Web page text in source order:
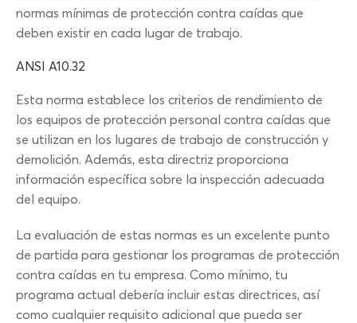
normas mínimas de protección contra caídas que
deben existir en cada lugar de trabajo.
ANSI A10.32
Esta norma establece los criterios de rendimiento de
los equipos de protección personal contra caídas que
se utilizan en los lugares de trabajo de construcción y
demolición. Además, esta directriz proporciona
información específica sobre la inspección adecuada
del equipo.
La evaluación de estas normas es un excelente punto
de partida para gestionar los programas de protección
contra caídas en tu empresa. Como mínimo, tu
programa actual debería incluir estas directrices, así
como cualquier requisito adicional que pueda ser